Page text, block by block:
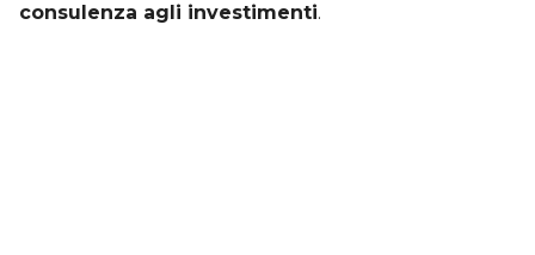
consulenza agli investimenti.